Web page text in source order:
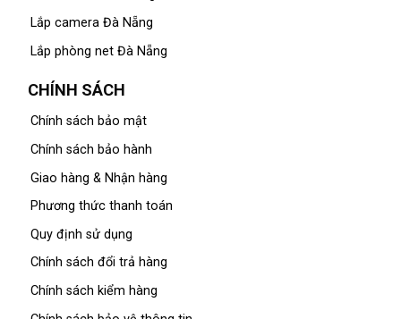
Lắp camera Đà Nẵng
Lắp phòng net Đà Nẵng
CHÍNH SÁCH
Chính sách bảo mật
Chính sách bảo hành
Giao hàng & Nhận hàng
Phương thức thanh toán
Quy định sử dụng
Chính sách đổi trả hàng
Chính sách kiểm hàng